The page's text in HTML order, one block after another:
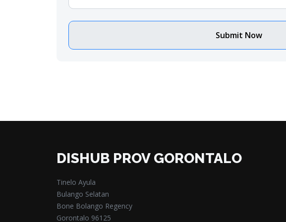
Submit Now
DISHUB PROV GORONTALO
Tinelo Ayula
Bulango Selatan
Bone Bolango Regency
Gorontalo 96125